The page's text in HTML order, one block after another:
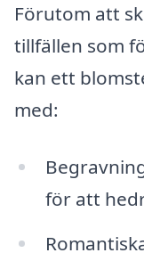
Förutom att
tillfällen som
kan ett
med:
för att